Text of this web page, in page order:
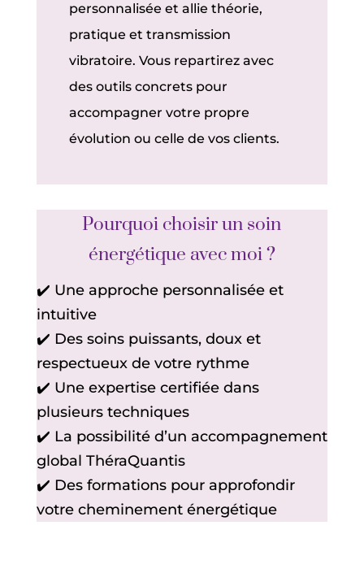
personnalisée et allie théorie,
pratique et transmission
vibratoire. Vous repartirez avec
des outils concrets pour
accompagner votre propre
évolution ou celle de vos clients.
Pourquoi choisir un soin
énergétique avec moi ?
✔️ Une approche personnalisée et
intuitive
✔️ Des soins puissants, doux et
respectueux de votre rythme
✔️ Une expertise certifiée dans
plusieurs techniques
✔️ La possibilité d’un accompagnement
global ThéraQuantis
✔️ Des formations pour approfondir
votre cheminement énergétique